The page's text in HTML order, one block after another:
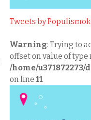
Tweets by Populismok
Warning: Trying to
offset on value of type
/home/
on line11